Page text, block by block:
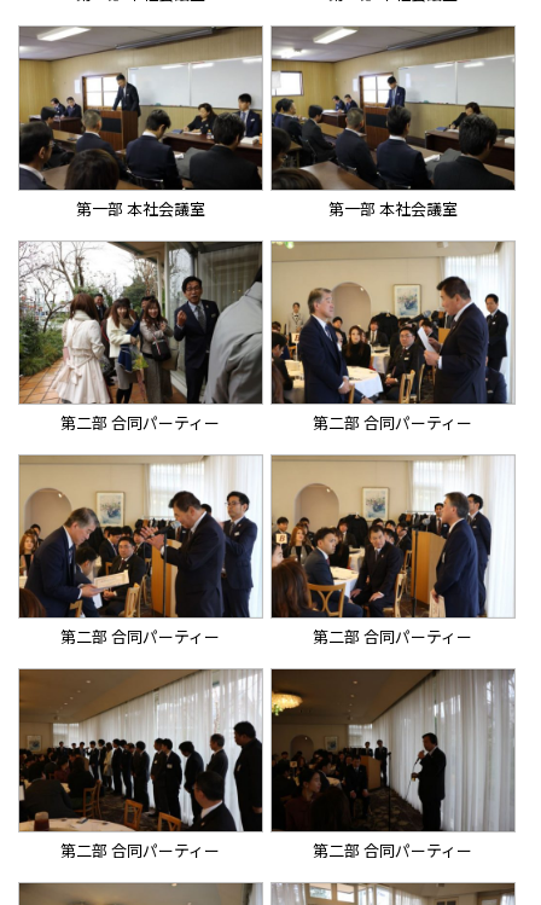
第一部 本社会議室 第一部 本社会議室
第二部 合同パーティー 第二部 合同パーティー
第二部 合同パーティー 第二部 合同パーティー
第二部 合同パーティー 第二部 合同パーティー